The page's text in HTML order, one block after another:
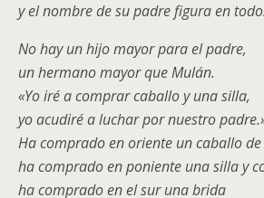
y el nombre de su padre figura en
No hay un hijo mayor para el padre,
un hermano mayor que Mulán.
«Yo iré a comprar caballo y una silla,
yo acudiré a luchar por nuestro
Ha comprado en oriente un caballo
ha comprado en poniente una silla y
ha comprado en el sur una brida